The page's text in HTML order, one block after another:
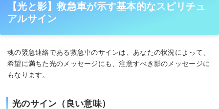
【光と影】救急車が示す基本的なスピリチュ
アルサイン
魂の緊急連絡である救急車のサインは、あなたの状況によって、
希望に満ちた光のメッセージにも、注意すべき影のメッセージに
もなります。
光のサイン（良い意味）